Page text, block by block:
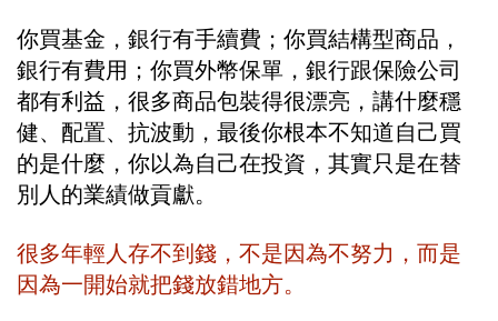
你買基金，銀行有手續費；你買結構型商品，
銀行有費用；你買外幣保單，銀行跟保險公司
都有利益，很多商品包裝得很漂亮，講什麼穩
健、配置、抗波動，最後你根本不知道自己買
的是什麼，你以為自己在投資，其實只是在替
別人的業績做貢獻。
很多年輕人存不到錢，不是因為不努力，而是
因為一開始就把錢放錯地方。